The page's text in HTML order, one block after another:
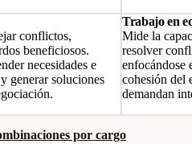
conflictos,
beneficiosos.
necesidades e
generar soluciones
Trabajo en
Mide la
resolver
enfocándose
cohesión del
demandan
por cargo